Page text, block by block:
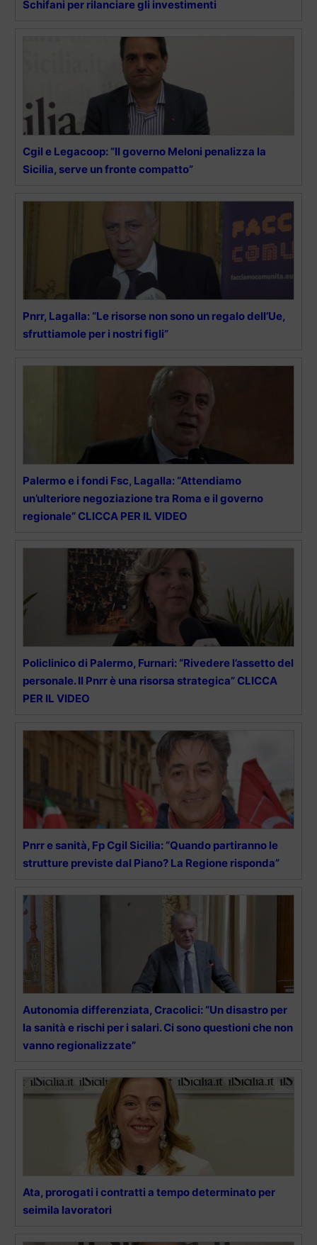
Schifani per rilanciare gli investimenti
Cgil e Legacoop: “Il governo Meloni penalizza la
Sicilia, serve un fronte compatto”
Pnrr, Lagalla: “Le risorse non sono un regalo dell’Ue,
sfruttiamole per i nostri figli”
Palermo e i fondi Fsc, Lagalla: “Attendiamo
un’ulteriore negoziazione tra Roma e il governo
regionale” CLICCA PER IL VIDEO
Policlinico di Palermo, Furnari: “Rivedere l’assetto del
personale. Il Pnrr è una risorsa strategica” CLICCA
PER IL VIDEO
Pnrr e sanità, Fp Cgil Sicilia: “Quando partiranno le
strutture previste dal Piano? La Regione risponda”
Autonomia differenziata, Cracolici: “Un disastro per
la sanità e rischi per i salari. Ci sono questioni che non
vanno regionalizzate”
Ata, prorogati i contratti a tempo determinato per
seimila lavoratori